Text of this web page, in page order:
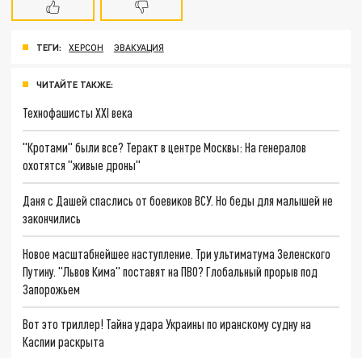
ТЕГИ: ХЕРСОН ЭВАКУАЦИЯ
ЧИТАЙТЕ ТАКЖЕ:
Технофашисты XXI века
"Кротами" были все? Теракт в центре Москвы: На генералов
охотятся "живые дроны"
Даня с Дашей спаслись от боевиков ВСУ. Но беды для малышей не
закончились
Новое масштабнейшее наступление. Три ультиматума Зеленского
Путину. "Львов Кима" поставят на ПВО? Глобальный прорыв под
Запорожьем
Вот это триллер! Тайна удара Украины по иранскому судну на
Каспии раскрыта